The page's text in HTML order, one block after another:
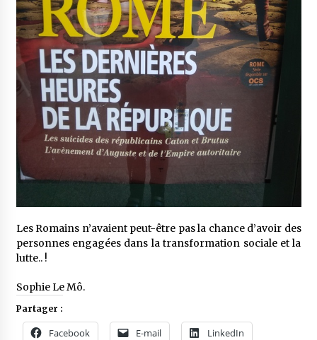
Les Romains n’avaient peut-être pas la chance d’avoir des
personnes engagées dans la transformation sociale et la
lutte.. !
Sophie Le Mô.
Partager :
Facebook E-mail LinkedIn